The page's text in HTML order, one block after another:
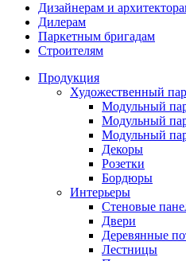
Дизайнерам и
Дилерам
Паркетным бригадам
Строителям
Продукция
Художественный
Модульный
Модульный
Модульный
Декоры
Розетки
Бордюры
Интерьеры
Стеновые
Двери
Деревянные
Лестницы